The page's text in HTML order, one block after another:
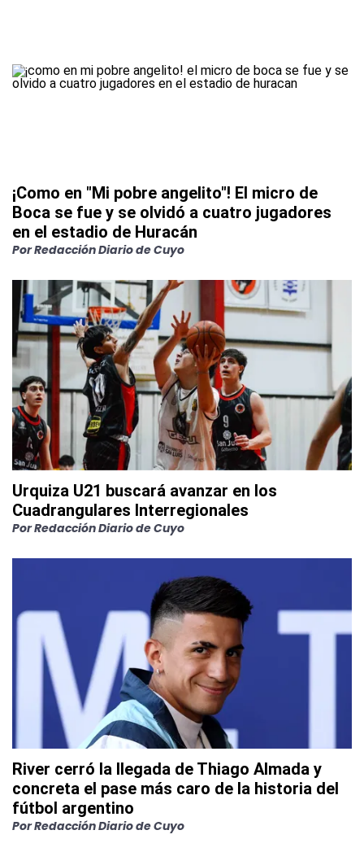
¡Como en "Mi pobre angelito"! El micro de
Boca se fue y se olvidó a cuatro jugadores
en el estadio de Huracán
PorRedacción Diario de Cuyo
Urquiza U21 buscará avanzar en los
Cuadrangulares Interregionales
PorRedacción Diario de Cuyo
River cerró la llegada de Thiago Almada y
concreta el pase más caro de la historia del
fútbol argentino
PorRedacción Diario de Cuyo